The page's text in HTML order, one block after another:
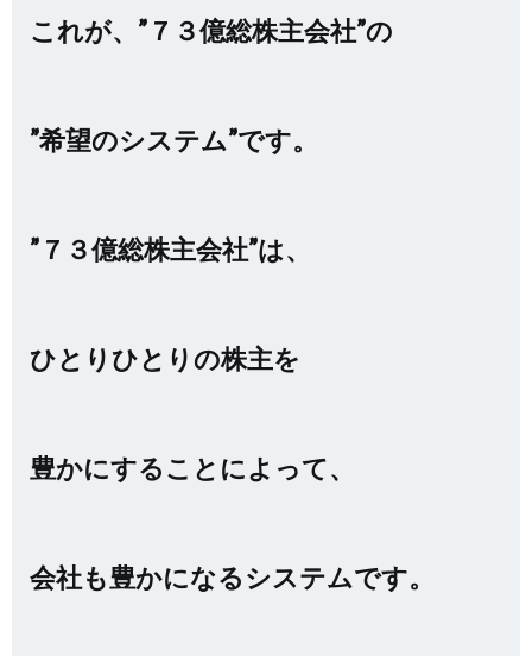
これが、”７３億総株主会社”の
”希望のシステム”です。
”７３億総株主会社”は、
ひとりひとりの株主を
豊かにすることによって、
会社も豊かになるシステムです。